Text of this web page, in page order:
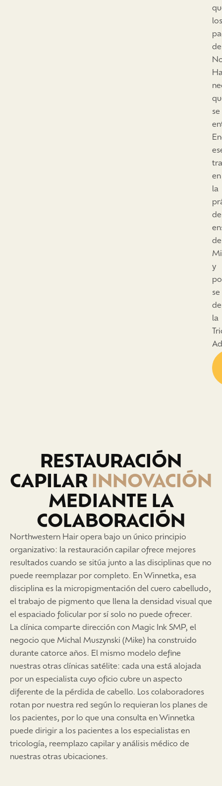
los
de
se
en
la
de
de
y
se
la
RESTAURACIÓN
CAPILAR INNOVACIÓN
MEDIANTE LA
COLABORACIÓN
Northwestern Hair opera bajo un único principio
organizativo: la restauración capilar ofrece mejores
resultados cuando se sitúa junto a las disciplinas que no
puede reemplazar por completo. En Winnetka, esa
disciplina es la micropigmentación del cuero cabelludo,
el trabajo de pigmento que llena la densidad visual que
el espaciado folicular por sí solo no puede ofrecer.
La clínica comparte dirección con Magic Ink SMP, el
negocio que Michal Muszynski (Mike) ha construido
durante catorce años. El mismo modelo define
nuestras otras clínicas satélite: cada una está alojada
por un especialista cuyo oficio cubre un aspecto
diferente de la pérdida de cabello. Los colaboradores
rotan por nuestra red según lo requieran los planes de
los pacientes, por lo que una consulta en Winnetka
puede dirigir a los pacientes a los especialistas en
tricología, reemplazo capilar y análisis médico de
nuestras otras ubicaciones.